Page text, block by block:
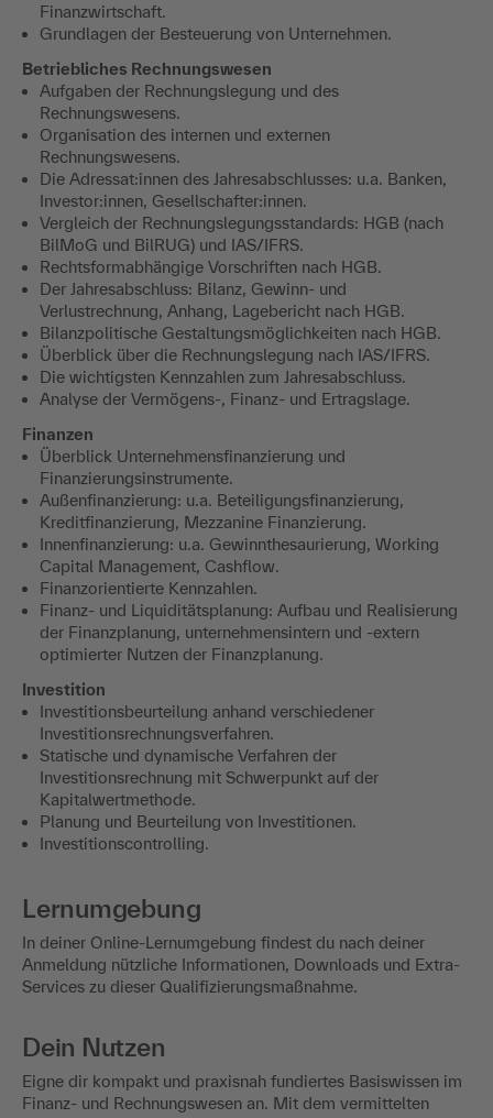
Finanzwirtschaft.
Grundlagen der Besteuerung von Unternehmen.
Betriebliches Rechnungswesen
Aufgaben der Rechnungslegung und des
Rechnungswesens.
Organisation des internen und externen
Rechnungswesens.
Die Adressat:innen des Jahresabschlusses: u.a. Banken,
Investor:innen, Gesellschafter:innen.
Vergleich der Rechnungslegungsstandards: HGB (nach
BilMoG und BilRUG) und IAS/IFRS.
Rechtsformabhängige Vorschriften nach HGB.
Der Jahresabschluss: Bilanz, Gewinn- und
Verlustrechnung, Anhang, Lagebericht nach HGB.
Bilanzpolitische Gestaltungsmöglichkeiten nach HGB.
Überblick über die Rechnungslegung nach IAS/IFRS.
Die wichtigsten Kennzahlen zum Jahresabschluss.
Analyse der Vermögens-, Finanz- und Ertragslage.
Finanzen
Überblick Unternehmensfinanzierung und
Finanzierungsinstrumente.
Außenfinanzierung: u.a. Beteiligungsfinanzierung,
Kreditfinanzierung, Mezzanine Finanzierung.
Innenfinanzierung: u.a. Gewinnthesaurierung, Working
Capital Management, Cashflow.
Finanzorientierte Kennzahlen.
Finanz- und Liquiditätsplanung: Aufbau und Realisierung
der Finanzplanung, unternehmensintern und -extern
optimierter Nutzen der Finanzplanung.
Investition
Investitionsbeurteilung anhand verschiedener
Investitionsrechnungsverfahren.
Statische und dynamische Verfahren der
Investitionsrechnung mit Schwerpunkt auf der
Kapitalwertmethode.
Planung und Beurteilung von Investitionen.
Investitionscontrolling.
Lernumgebung
In deiner Online-Lernumgebung findest du nach deiner
Anmeldung nützliche Informationen, Downloads und Extra-
Services zu dieser Qualifizierungsmaßnahme.
Dein Nutzen
Eigne dir kompakt und praxisnah fundiertes Basiswissen im
Finanz- und Rechnungswesen an. Mit dem vermittelten